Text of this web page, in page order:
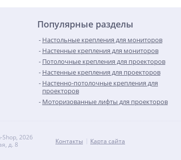
Популярные разделы
Настольные крепления для мониторов
Настенные крепления для мониторов
Потолочные крепления для проекторов
Настенные крепления для проекторов
Настенно-потолочные крепления для
проекторов
Моторизованные лифты для проекторов
2026
д. 8
Контакты Карта сайта